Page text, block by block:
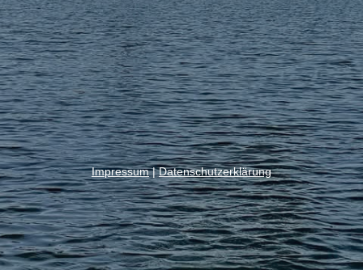
Impressum|Datenschutzerklärung